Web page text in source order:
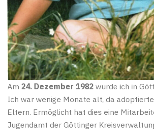
Am 24. Dezember 1982 wurde ich in
Ich war wenige Monate alt, da
Eltern. Ermöglicht hat dies eine
Jugendamt der Göttinger